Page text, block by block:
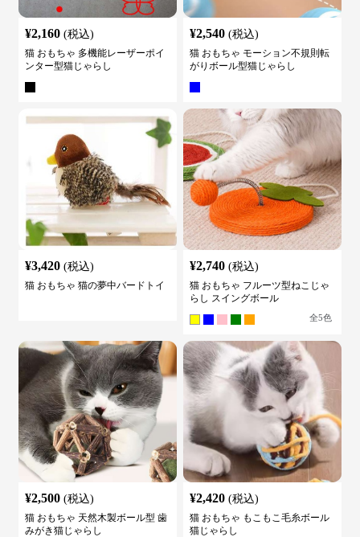
¥2,160 (税込)
猫 おもちゃ 多機能レーザーポイ
ンター型猫じゃらし
¥2,540 (税込)
猫 おもちゃ モーション不規則転
がりボール型猫じゃらし
¥3,420 (税込)
猫 おもちゃ 猫の夢中バードトイ
¥2,740 (税込)
猫 おもちゃ フルーツ型ねこじゃ
らし スイングボール
全5色
¥2,500 (税込)
猫 おもちゃ 天然木製ボール型 歯
みがき猫じゃらし
¥2,420 (税込)
猫 おもちゃ もこもこ毛糸ボール
猫じゃらし